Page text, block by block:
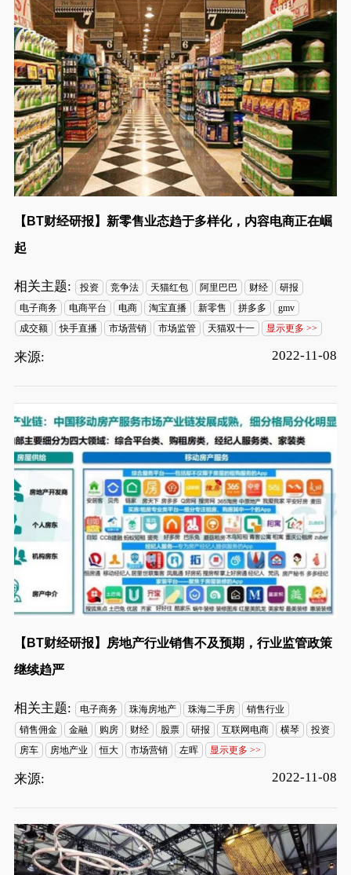
【BT财经研报】新零售业态趋于多样化，内容电商正在崛
起
相关主题: 投资 竞争法 天猫红包 阿里巴巴 财经
研报
电子商务
电商平台 电商 淘宝直播 新零售 拼多多
gmv
成交额
快手直播 市场营销 市场监管 天猫双十一 显示更多 >>
来源: 2022-11-08
【BT财经研报】房地产行业销售不及预期，行业监管政策
继续趋严
相关主题: 电子商务 珠海房地产 珠海二手房
销售行业
销售佣金
金融 购房 财经 股票 研报 互联网电商 横琴
投资
房车
房地产业 恒大 市场营销 左晖 显示更多 >>
来源: 2022-11-08